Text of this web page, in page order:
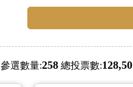
參選數量:258 總投票數: